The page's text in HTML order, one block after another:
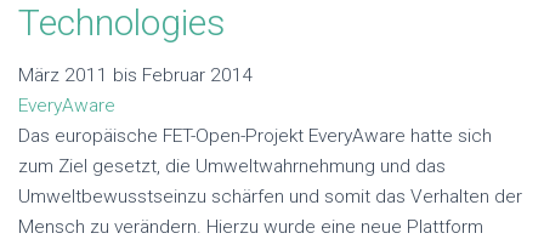
Technologies
März 2011 bis Februar 2014
EveryAware
Das europäische FET-Open-Projekt EveryAware hatte sich
zum Ziel gesetzt, die Umweltwahrnehmung und das
Umweltbewusstseinzu schärfen und somit das Verhalten der
Mensch zu verändern. Hierzu wurde eine neue Plattform